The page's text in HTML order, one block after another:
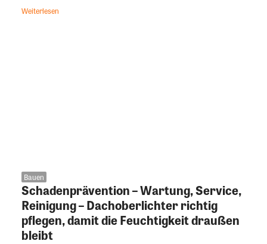
Weiterlesen
Bauen
Schadenprävention – Wartung, Service,
Reinigung – Dachoberlichter richtig
pflegen, damit die Feuchtigkeit draußen
bleibt